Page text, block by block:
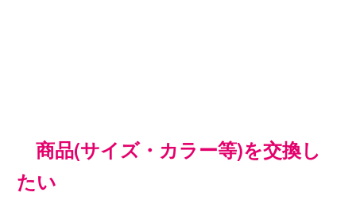
商品(サイズ・カラー等)を交換し
たい